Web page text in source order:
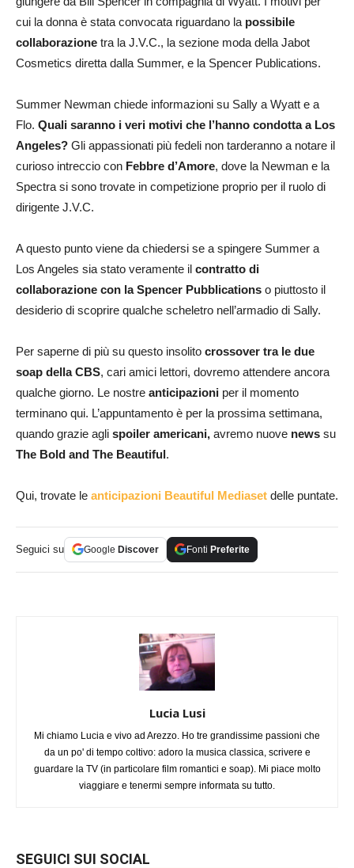
cui la donna è stata convocata riguardano la possibile
collaborazione tra la J.V.C., la sezione moda della Jabot
Cosmetics diretta dalla Summer, e la Spencer Publications.
Summer Newman chiede informazioni su Sally a Wyatt e a
Flo. Quali saranno i veri motivi che l’hanno condotta a Los
Angeles? Gli appassionati più fedeli non tarderanno a notare il
curioso intreccio con Febbre d’Amore, dove la Newman e la
Spectra si sono trovate in competizione proprio per il ruolo di
dirigente J.V.C.
A questo punto viene da chiedersi se a spingere Summer a
Los Angeles sia stato veramente il contratto di
collaborazione con la Spencer Pubblications o piuttosto il
desiderio di scoprire qualche scheletro nell’armadio di Sally.
Per saperne di più su questo insolito crossover tra le due
soap della CBS, cari amici lettori, dovremo attendere ancora
qualche giorno. Le nostre anticipazioni per il momento
terminano qui. L’appuntamento è per la prossima settimana,
quando grazie agli spoiler americani, avremo nuove news su
The Bold and The Beautiful.
Qui, trovate le anticipazioni Beautiful Mediaset delle puntate.
Seguici su Google Discover Fonti Preferite
Lucia Lusi
Mi chiamo Lucia e vivo ad Arezzo. Ho tre grandissime passioni che
da un po' di tempo coltivo: adoro la musica classica, scrivere e
guardare la TV (in particolare film romantici e soap). Mi piace molto
viaggiare e tenermi sempre informata su tutto.
SEGUICI SUI SOCIAL